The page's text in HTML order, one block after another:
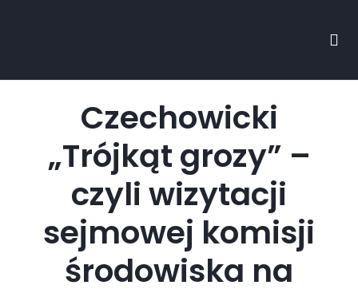
Czechowicki
„Trójkąt grozy” –
czyli wizytacji
sejmowej komisji
środowiska na